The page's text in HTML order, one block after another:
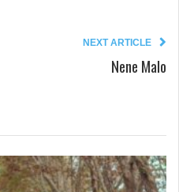
NEXT ARTICLE
Nene Malo